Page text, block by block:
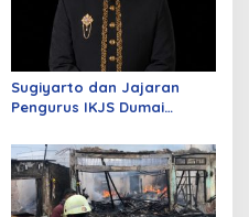
Sugiyarto dan Jajaran
Pengurus IKJS Dumai
Rabu Besok